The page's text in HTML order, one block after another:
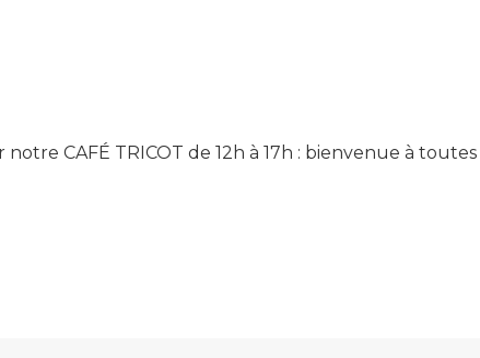
CAFÉ TRICOT de 12h à 17h : bienvenue à toutes